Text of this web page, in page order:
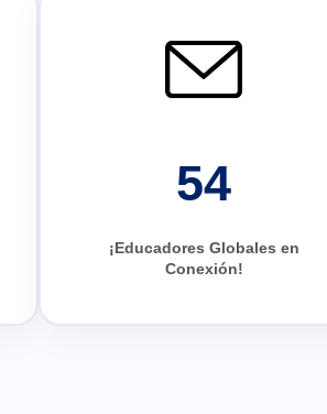
54
¡Educadores Globales en
Conexión!